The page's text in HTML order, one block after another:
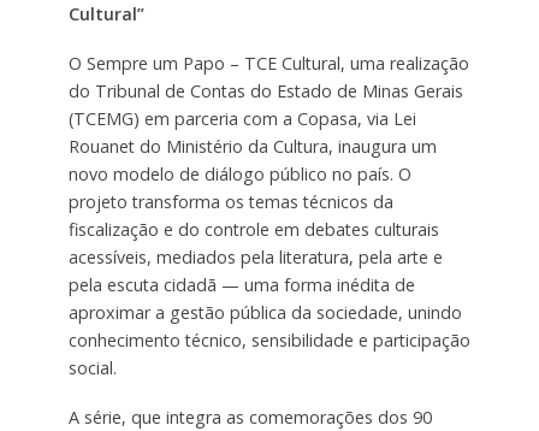
Cultural”
O Sempre um Papo – TCE Cultural, uma realização
do Tribunal de Contas do Estado de Minas Gerais
(TCEMG) em parceria com a Copasa, via Lei
Rouanet do Ministério da Cultura, inaugura um
novo modelo de diálogo público no país. O
projeto transforma os temas técnicos da
fiscalização e do controle em debates culturais
acessíveis, mediados pela literatura, pela arte e
pela escuta cidadã — uma forma inédita de
aproximar a gestão pública da sociedade, unindo
conhecimento técnico, sensibilidade e participação
social.
A série, que integra as comemorações dos 90